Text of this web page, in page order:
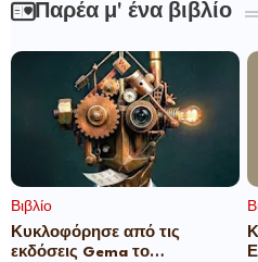
Παρέα μ' ένα βιβλίο
Βιβλίο
Κυκλοφόρησε από τις
εκδόσεις Gema το